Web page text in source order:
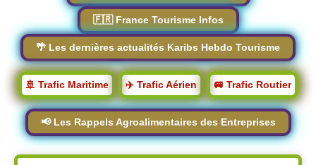
🇫🇷 France Tourisme Infos
🌴 Les dernières actualités Karibs Hebdo Tourisme
🚢 Trafic Maritime ✈️ Trafic Aérien 🚐 Trafic Routier
📢 Les Rappels Agroalimentaires des Entreprises